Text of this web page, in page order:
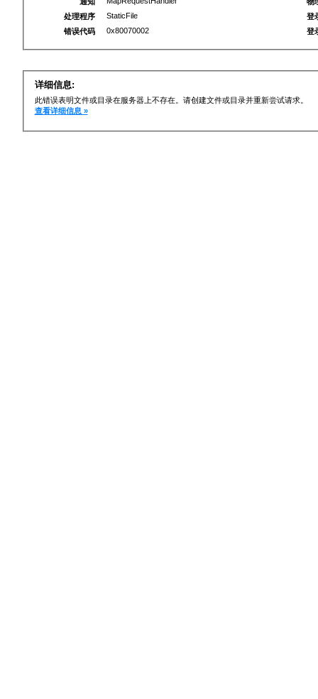
处理程序
StaticFile
错误代码
0x80070002
登
登
详细信息:
此错误表明文件或目录在服务器上不存在。请创建文件或目录并重新尝试请求。
查看详细信息 »